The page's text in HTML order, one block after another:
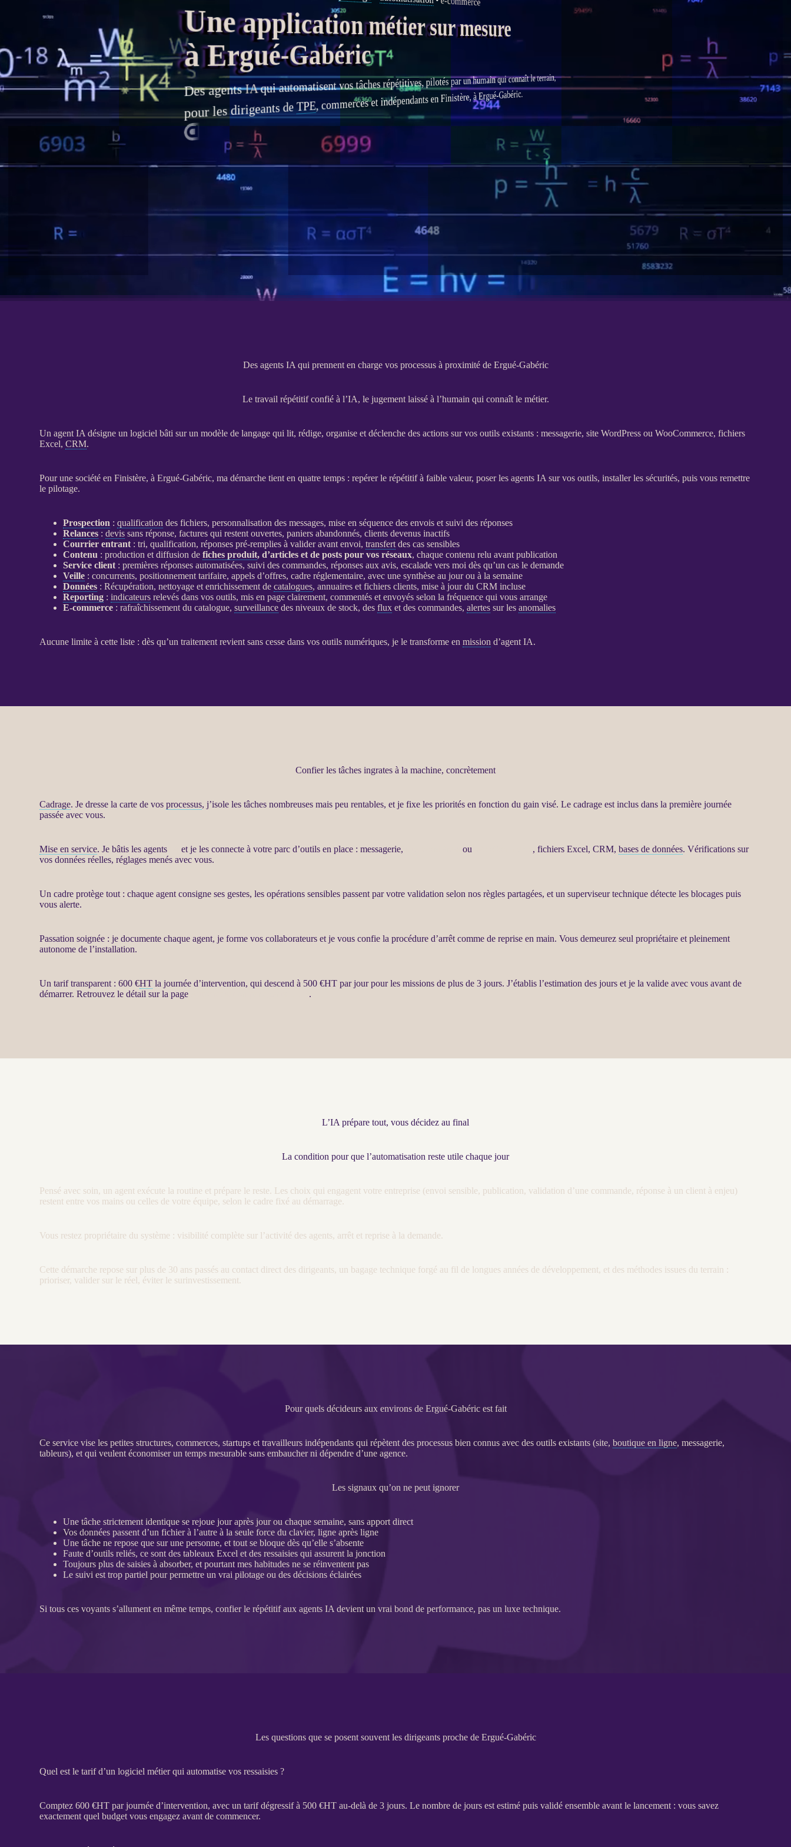
Une application métier sur mesure
à Ergué-Gabéric
Desagents IAqui automatisent vos tâches répétitives, pilotés par un humain qui connaît le terrain,
pour les dirigeants deTPE , commerces et indépendants en Finistère, à Ergué-Gabéric.
Des agents IA qui prennent en charge vos processus à proximité de Ergué-Gabéric
Le travail répétitif confié à l’IA, le jugement laissé à l’humain qui connaît le métier.
Unagent IA désigne unlogiciel bâti sur un modèle de langage qui lit, rédige, organise et déclenche des actions sur vos outils existants : messagerie,site WordPress ouWooCommerce, fichiers
Excel,CRM.
Pour une société en Finistère, à Ergué-Gabéric, ma démarche tient en quatre temps : repérer le répétitif à faible valeur, poser lesagents IA sur vos outils, installer les sécurités, puis vous remettre
lepilotage.
Prospection :qualification des fichiers, personnalisation des messages, mise en séquence des envois et suivi des réponses
Relances :devis sans réponse, factures qui restent ouvertes, paniers abandonnés, clients devenus inactifs
Courrier entrant : tri,qualification, réponses pré-remplies à valider avant envoi,transfert des cas sensibles
Contenu : production et diffusion defiches produit, d’articles et de posts pour vos réseaux, chaque contenu relu avant publication
Service client : premières réponsesautomatisées, suivi des commandes, réponses aux avis, escalade vers moi dès qu’un cas le demande
Veille : concurrents, positionnement tarifaire, appels d’offres, cadre réglementaire, avec une synthèse au jour ou à la semaine
Données : Récupération, nettoyage et enrichissement decatalogues, annuaires et fichiers clients, mise à jour duCRM incluse
Reporting :indicateurs relevés dans vos outils, mis en page clairement, commentés et envoyés selon la fréquence qui vous arrange
E-commerce : rafraîchissement ducatalogue,surveillance des niveaux de stock, desflux et des commandes,alertes sur lesanomalies
Aucune limite à cette liste : dès qu’un traitement revient sans cesse dans vos outils numériques, je le transforme enmission d’agent IA.
Confier les tâches ingrates à la machine, concrètement
Cadrage. Je dresse la carte de vosprocessus, j’isole les tâches nombreuses mais peu rentables, et je fixe les priorités en fonction du gain visé. Lecadrage est inclus dans la première journée
passée avec vous.
Mise en service. Je bâtis lesagents et je les connecte à votre parc d’outils en place : messagerie, ou , fichiers Excel,CRM,bases de données. Vérifications sur
vosdonnées réelles, réglages menés avec vous.
Un cadre protège tout : chaqueagent consigne ses gestes, les opérations sensibles passent par votre validation selon nos règles partagées, et un superviseur technique détecte les blocages puis
vousalerte.
Passation soignée : je documente chaqueagent, je forme vos collaborateurs et je vous confie la procédure d’arrêt comme de reprise en main. Vous demeurez seul propriétaire et pleinement
autonome de l’installation.
Un tarif transparent : 600 €HT la journée d’intervention, qui descend à 500 €HT par jour pour lesmissions de plus de 3 jours. J’établis l’estimation des jours et je la valide avec vous avant de
démarrer. Retrouvez le détail sur la page
.
L’IA prépare tout, vous décidez au final
La condition pour que l’automatisation reste utile chaque jour
Pensé avec soin, un agent exécute la routine et prépare le reste. Les choix qui engagent votre entreprise (envoi sensible, publication, validation d’une commande, réponse à un client à enjeu)
restent entre vos mains ou celles de votre équipe, selon le cadre fixé au démarrage.
Vous restez propriétaire du système : visibilité complète sur l’activité des agents, arrêt et reprise à la demande.
Cette démarche repose sur plus de 30 ans passés au contact direct des dirigeants, un bagage technique forgé au fil de longues années de développement, et des méthodes issues du terrain :
prioriser, valider sur le réel, éviter le surinvestissement.
Pour quels décideurs aux environs de Ergué-Gabéric est fait
Ce service vise les petites structures, commerces, startups et travailleurs indépendants qui répètent desprocessus bien connus avec des outils existants (site,boutique en ligne, messagerie,
tableurs), et qui veulent économiser un temps mesurable sans embaucher ni dépendre d’une agence.
Les signaux qu’on ne peut ignorer
Une tâche strictement identique se rejoue jour après jour ou chaque semaine, sans apport direct
Vosdonnées passent d’un fichier à l’autre à la seule force du clavier, ligne après ligne
Une tâche ne repose que sur une personne, et tout se bloque dès qu’elle s’absente
Faute d’outils reliés, ce sont des tableaux Excel et des ressaisies qui assurent la jonction
Toujours plus de saisies à absorber, et pourtant mes habitudes ne se réinventent pas
Le suivi est trop partiel pour permettre un vraipilotage ou des décisions éclairées
Si tous ces voyants s’allument en même temps, confier le répétitif auxagents IA devient un vrai bond de performance, pas un luxe technique.
Les questions que se posent souvent les dirigeants proche de Ergué-Gabéric
Quel est le tarif d’un logiciel métier qui automatise vos ressaisies ?
Comptez 600 €HT par journée d’intervention, avec un tarif dégressif à 500 €HT au-delà de 3 jours. Le nombre de jours est estimé puis validé ensemble avant le lancement : vous savez
exactement quel budget vous engagez avant de commencer.